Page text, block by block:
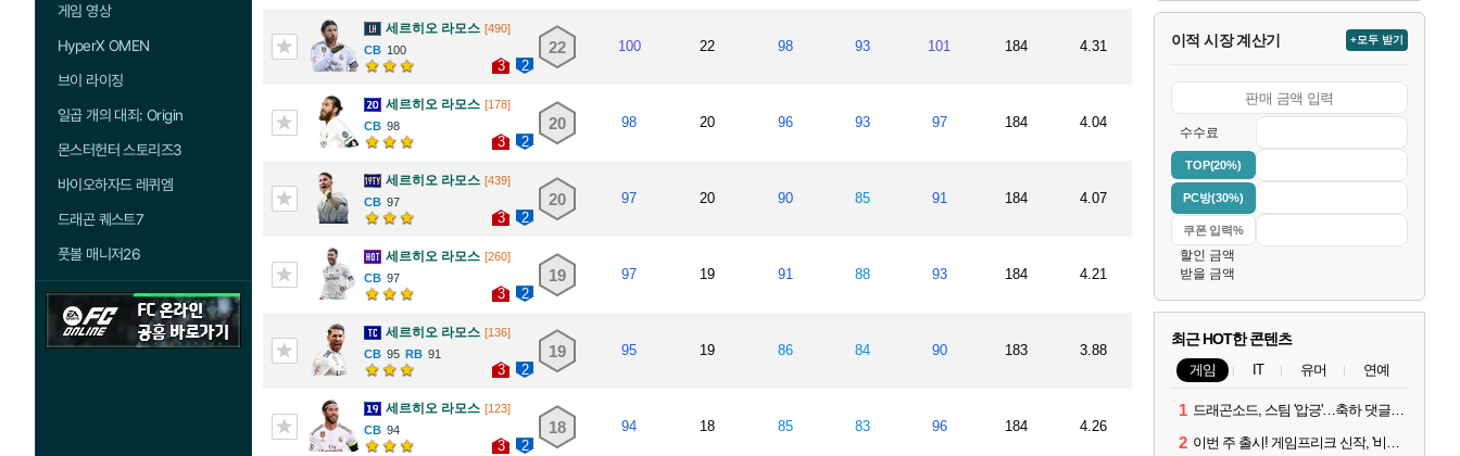
게임 영상
HyperX OMEN
브이 라이징
일곱 개의 대죄: Origin
몬스터헌터 스토리즈3
바이오하자드 레퀴엠
드래곤 퀘스트7
풋볼 매니저26
세르히오 라모스 [490]
100
3 2
22 100 22 98 93 101 184 4.31
세르히오 라모스 [178]
98
3 2
20 98 20 96 93 97 184 4.04
세르히오 라모스 [439]
97
3 2
20 97 20 90 85 91 184 4.07
세르히오 라모스 [260]
97
3 2
19 97 19 91 88 93 184 4.21
세르히오 라모스 [136]
95
91
3 2
19 95 19 86 84 90 183 3.88
세르히오 라모스 [123]
94
3 2
18 94 18 85 83 96 184 4.26
이적 시장 계산기 +모두 받기
수수료
TOP(20%)
PC방(30%)
할인 금액
받을 금액
최근 HOT한 콘텐츠
게임 IT 유머 연예
1 드래곤소드, 스팀 '압긍'…축하 댓글 달고 게임 코드 받자!
2 이번 주 출시! 게임프리크 신작, '비스트 오브 리인카네이션'